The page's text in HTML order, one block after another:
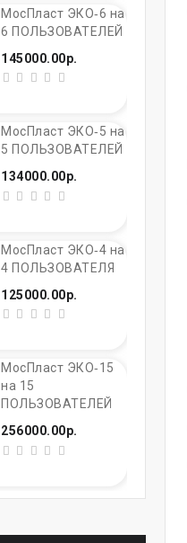
МосПласт ЭКО‑6 на
6 ПОЛЬЗОВАТЕЛЕЙ
145000.00р.
МосПласт ЭКО‑5 на
5 ПОЛЬЗОВАТЕЛЕЙ
134000.00р.
МосПласт ЭКО‑4 на
4 ПОЛЬЗОВАТЕЛЯ
125000.00р.
МосПласт ЭКО‑15
на 15
ПОЛЬЗОВАТЕЛЕЙ
256000.00р.